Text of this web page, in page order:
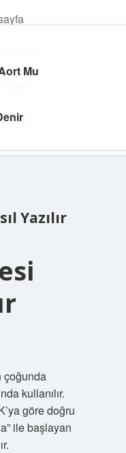
Yazılır
çoğunda
kullanılır.
göre doğru
ile başlayan
Mu